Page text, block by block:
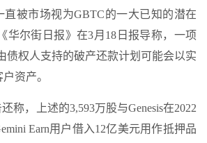
直被市场视为GBTC的一大已知的潜在
华尔街日报》在3月18日报导称，一项
债权人支持的破产还款计划可能会以实
资产。
称，上述的3,593万股与Genesis在2022
Earn用户借入12亿美元用作抵押品